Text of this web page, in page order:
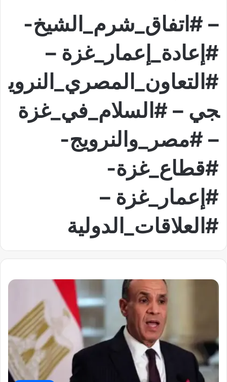
– #اتفاق_شرم_الشيخ-
#إعادة_إعمار_غزة –
#التعاون_المصري_النروي
جي – #السلام_في_غزة
– #مصر_والنرويج-
#قطاع_غزة-
#إعمار_غزة –
#العلاقات_الدولية